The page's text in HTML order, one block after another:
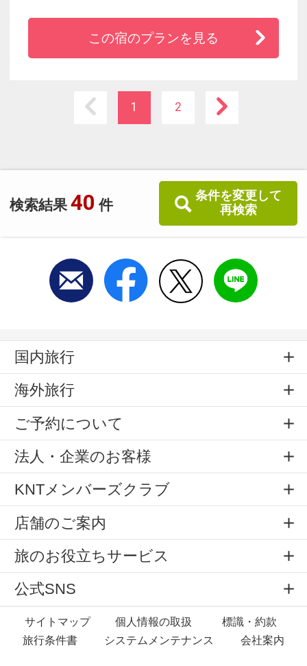
検索結果 40 件
条件を変更して
再検索
◆国際通り、ビーチ、ビジネス街にも近く、
辻・松山などの繁華街も徒歩圏内。
◆吹き抜けのロビー、開放的な空間のレストラ
心を込めたおもてなしで、沖縄の旅をサポート
この宿のプランを見る
1 2
国内旅行
海外旅行
ご予約について
法人・企業のお客様
KNTメンバーズクラブ
店舗のご案内
旅のお役立ちサービス
公式SNS
サイトマップ 個人情報の取扱
標識・約款
旅行条件書
システムメンテナンス 会社案内